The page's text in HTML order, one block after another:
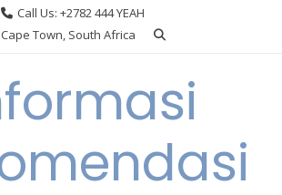
Call Us: +2782 444 YEAH
Cape Town, South Africa